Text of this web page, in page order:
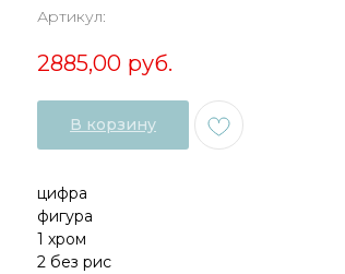
Артикул:
2885,00 руб.
В корзину
цифра
фигура
1 хром
2 без рис